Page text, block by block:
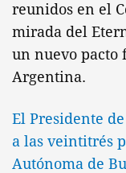
reunidos en el
mirada del
un nuevo pacto
Argentina.
El Presidente
a las veintitrés
Autónoma de